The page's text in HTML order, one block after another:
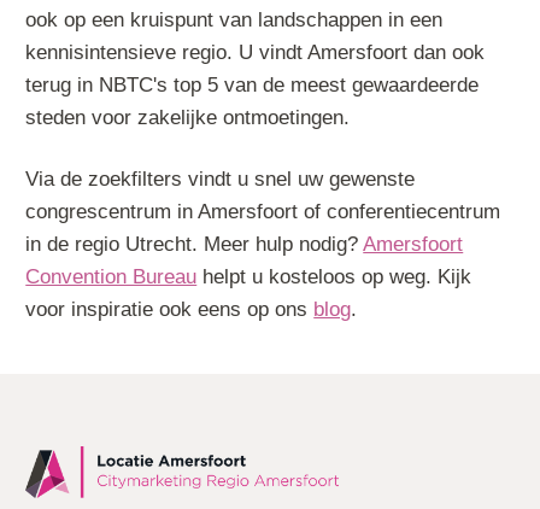
ook op een kruispunt van landschappen in een
kennisintensieve regio. U vindt Amersfoort dan ook
terug in NBTC's top 5 van de meest gewaardeerde
steden voor zakelijke ontmoetingen.
Via de zoekfilters vindt u snel uw gewenste
congrescentrum in Amersfoort of conferentiecentrum
in de regio Utrecht. Meer hulp nodig?Amersfoort
Convention Bureau helpt u kosteloos op weg. Kijk
voor inspiratie ook eens op ons blog.